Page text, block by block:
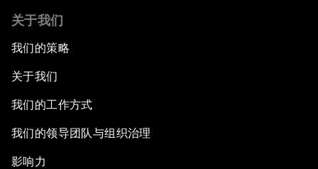
关于我们
我们的策略
关于我们
我们的工作方式
我们的领导团队与组织治理
影响力